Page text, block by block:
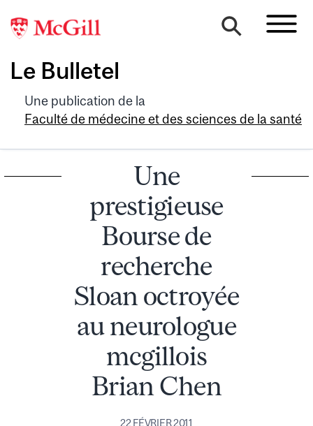
Le Bulletel
Une publication de la
Faculté de médecine et des sciences de la santé
Une
prestigieuse
Bourse de
recherche
Sloan octroyée
au neurologue
mcgillois
Brian Chen
22 FÉVRIER 2011